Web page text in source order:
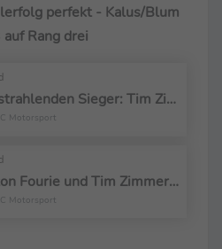
perfekt - Kalus/Blum
Rang drei
Die strahlenden Sieger: Tim Zimmermann und Leyton Fourie von FK Performance Motorsport
Motorsport
Leyton Fourie und Tim Zimmermann haben Rennen 1 in Zandvoort gewonnen
Motorsport